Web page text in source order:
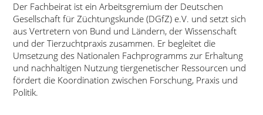
Der Fachbeirat ist ein Arbeitsgremium der Deutschen
Gesellschaft für Züchtungskunde (DGfZ) e.V. und setzt sich
aus Vertretern von Bund und Ländern, der Wissenschaft
und der Tierzuchtpraxis zusammen. Er begleitet die
Umsetzung des Nationalen Fachprogramms zur Erhaltung
und nachhaltigen Nutzung tiergenetischer Ressourcen und
fördert die Koordination zwischen Forschung, Praxis und
Politik.